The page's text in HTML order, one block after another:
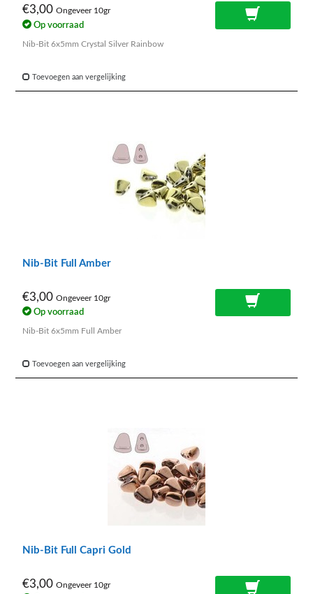
€3,00 Ongeveer 10gr
Op voorraad
Nib-Bit 6x5mm Crystal Silver Rainbow
Toevoegen aan vergelijking
Nib-Bit Full Amber
€3,00 Ongeveer 10gr
Op voorraad
Nib-Bit 6x5mm Full Amber
Toevoegen aan vergelijking
Nib-Bit Full Capri Gold
€3,00 Ongeveer 10gr